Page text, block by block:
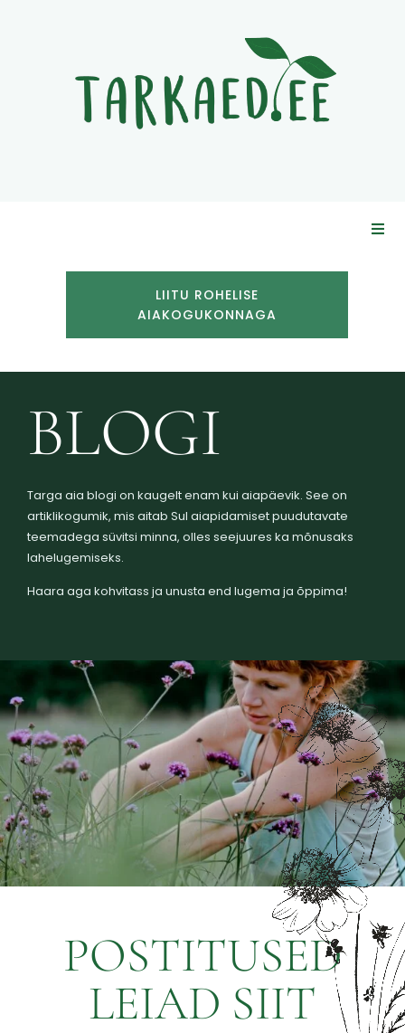
LIITU ROHELISE
AIAKOGUKONNAGA
BLOGI
Targa aia blogi on kaugelt enam kui aiapäevik. See on
artiklikogumik, mis aitab Sul aiapidamiset puudutavate
teemadega süvitsi minna, olles seejuures ka mõnusaks
lahelugemiseks.
Haara aga kohvitass ja unusta end lugema ja õppima!
POSTITUSED
LEIAD SIIT